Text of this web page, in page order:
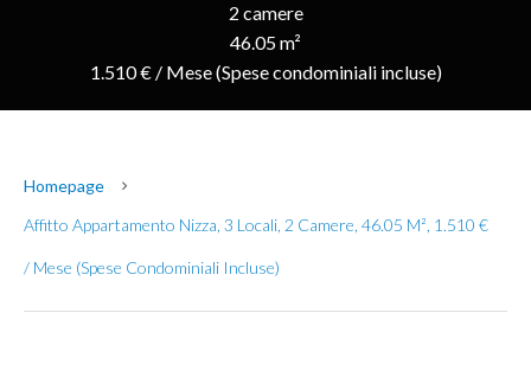
2 camere
46.05 m²
1.510 € / Mese (Spese condominiali incluse)
Homepage
Affitto Appartamento Nizza, 3 Locali, 2 Camere, 46.05 M², 1.510 €
/ Mese (Spese Condominiali Incluse)